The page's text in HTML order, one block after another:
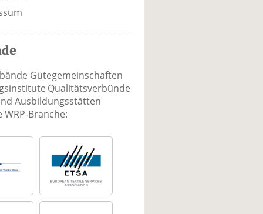
Gütegemeinschaften
Qualitätsverbünde
Ausbildungsstätten
Branche: